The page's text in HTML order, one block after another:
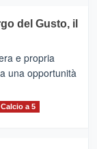
del Gusto, il
e propria
una opportunità
Calcio a 5